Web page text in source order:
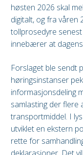
høsten 2026 skal
digitalt, og fra våren
tollprosedyre
innebærer at
Forslaget ble sendt
høringsinstanser
informasjonsdeling
samlasting der flere
transportmiddel. I
utviklet en ekstern
rette for